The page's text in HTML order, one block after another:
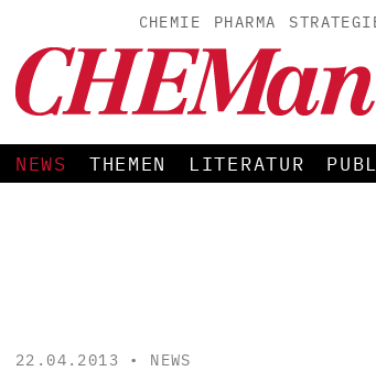
CHEMIE PHARMA
NEWS THEMEN LITERATUR
22.04.2013 • NEWS